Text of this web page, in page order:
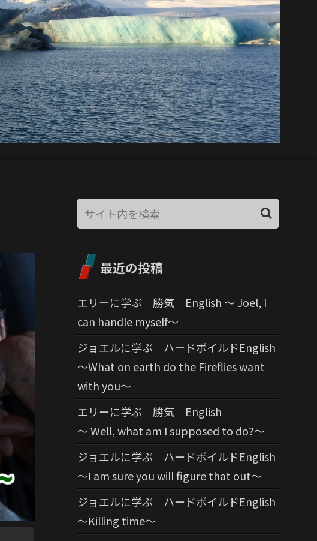
最近の投稿
エリーに学ぶ 勝気 English 〜 Joel, I
can handle myself〜
ジョエルに学ぶ ハードボイルドEnglish
〜What on earth do the Fireflies want
with you〜
エリーに学ぶ 勝気 English
〜 Well, what am I supposed to do?〜
ジョエルに学ぶ ハードボイルドEnglish
〜I am sure you will figure that out〜
ジョエルに学ぶ ハードボイルドEnglish
〜Killing time〜